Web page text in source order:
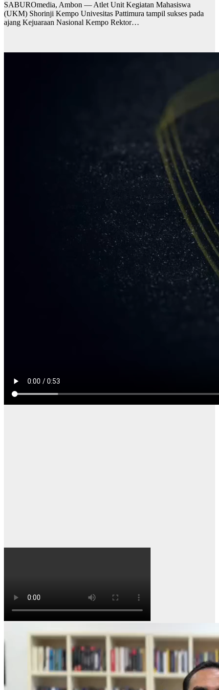
SABUROmedia, Ambon — Atlet Unit Kegiatan Mahasiswa
(UKM) Shorinji Kempo Univesitas Pattimura tampil sukses pada
ajang Kejuaraan Nasional Kempo Rektor…